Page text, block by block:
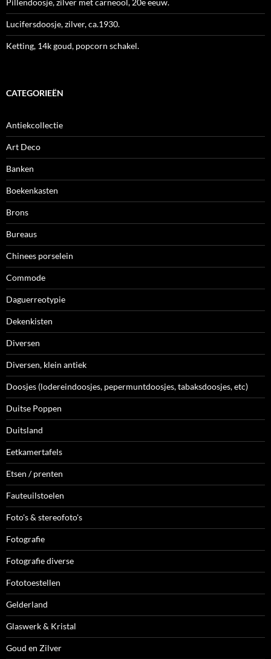
Pillendoosje, zilver met carneool, 20e eeuw.
Lucifersdoosje, zilver, ca.1930.
Ketting, 14k goud, popcorn schakel.
CATEGORIEËN
Antiekcollectie
Art Deco
Banken
Boekenkasten
Brons
Bureaus
Chinees porselein
Commode
Daguerreotypie
Dekenkisten
Diversen
Diversen, klein antiek
Doosjes (lodereindoosjes, pepermuntdoosjes, tabaksdoosjes, etc)
Duitse Poppen
Duitsland
Eetkamertafels
Etsen / prenten
Fauteuilstoelen
Foto's & stereofoto's
Fotografie
Fotografie diverse
Fototoestellen
Gelderland
Glaswerk & Kristal
Goud en Zilver